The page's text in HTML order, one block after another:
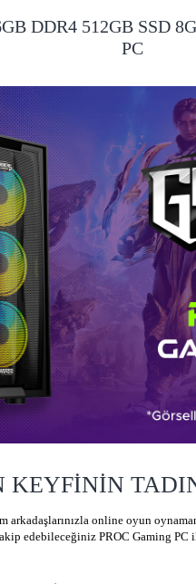
DDR4 512GB SSD
PC
KEYFİNİN
arkadaşlarınızla online oyun
edebileceğiniz PROC Gaming